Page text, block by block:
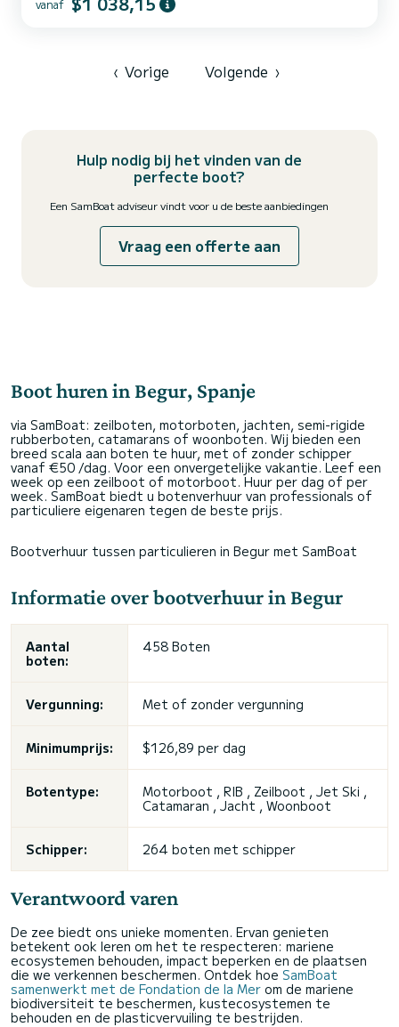
vanaf
‹ Vorige Volgende ›
Hulp nodig bij het vinden van de
perfecte boot?
Een SamBoat adviseur vindt voor u de beste aanbiedingen
Vraag een offerte aan
Boot huren in Begur, Spanje
via SamBoat: zeilboten, motorboten, jachten, semi-rigide
rubberboten, catamarans of woonboten. Wij bieden een
breed scala aan boten te huur, met of zonder schipper
vanaf €50 /dag. Voor een onvergetelijke vakantie. Leef een
week op een zeilboot of motorboot. Huur per dag of per
week. SamBoat biedt u botenverhuur van professionals of
particuliere eigenaren tegen de beste prijs.
Bootverhuur tussen particulieren in Begur met SamBoat
Informatie over bootverhuur in Begur
Aantal
boten:
458 Boten
Vergunning: Met of zonder vergunning
Minimumprijs: $126,89 per dag
Botentype:
Motorboot , RIB , Zeilboot , Jet Ski ,
Catamaran , Jacht , Woonboot
Schipper: 264 boten met schipper
Verantwoord varen
De zee biedt ons unieke momenten. Ervan genieten
betekent ook leren om het te respecteren: mariene
ecosystemen behouden, impact beperken en de plaatsen
die we verkennen beschermen. Ontdek hoe SamBoat
samenwerkt met de Fondation de la Mer om de mariene
biodiversiteit te beschermen, kustecosystemen te
behouden en de plasticvervuiling te bestrijden.